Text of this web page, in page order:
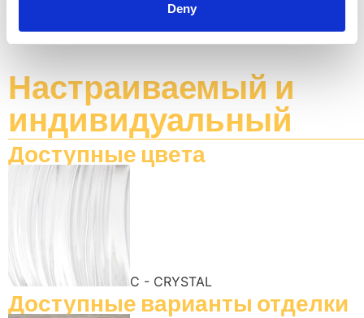
Deny
Настраиваемый и
индивидуальный
Доступные цвета
C - CRYSTAL
Доступные варианты отделки